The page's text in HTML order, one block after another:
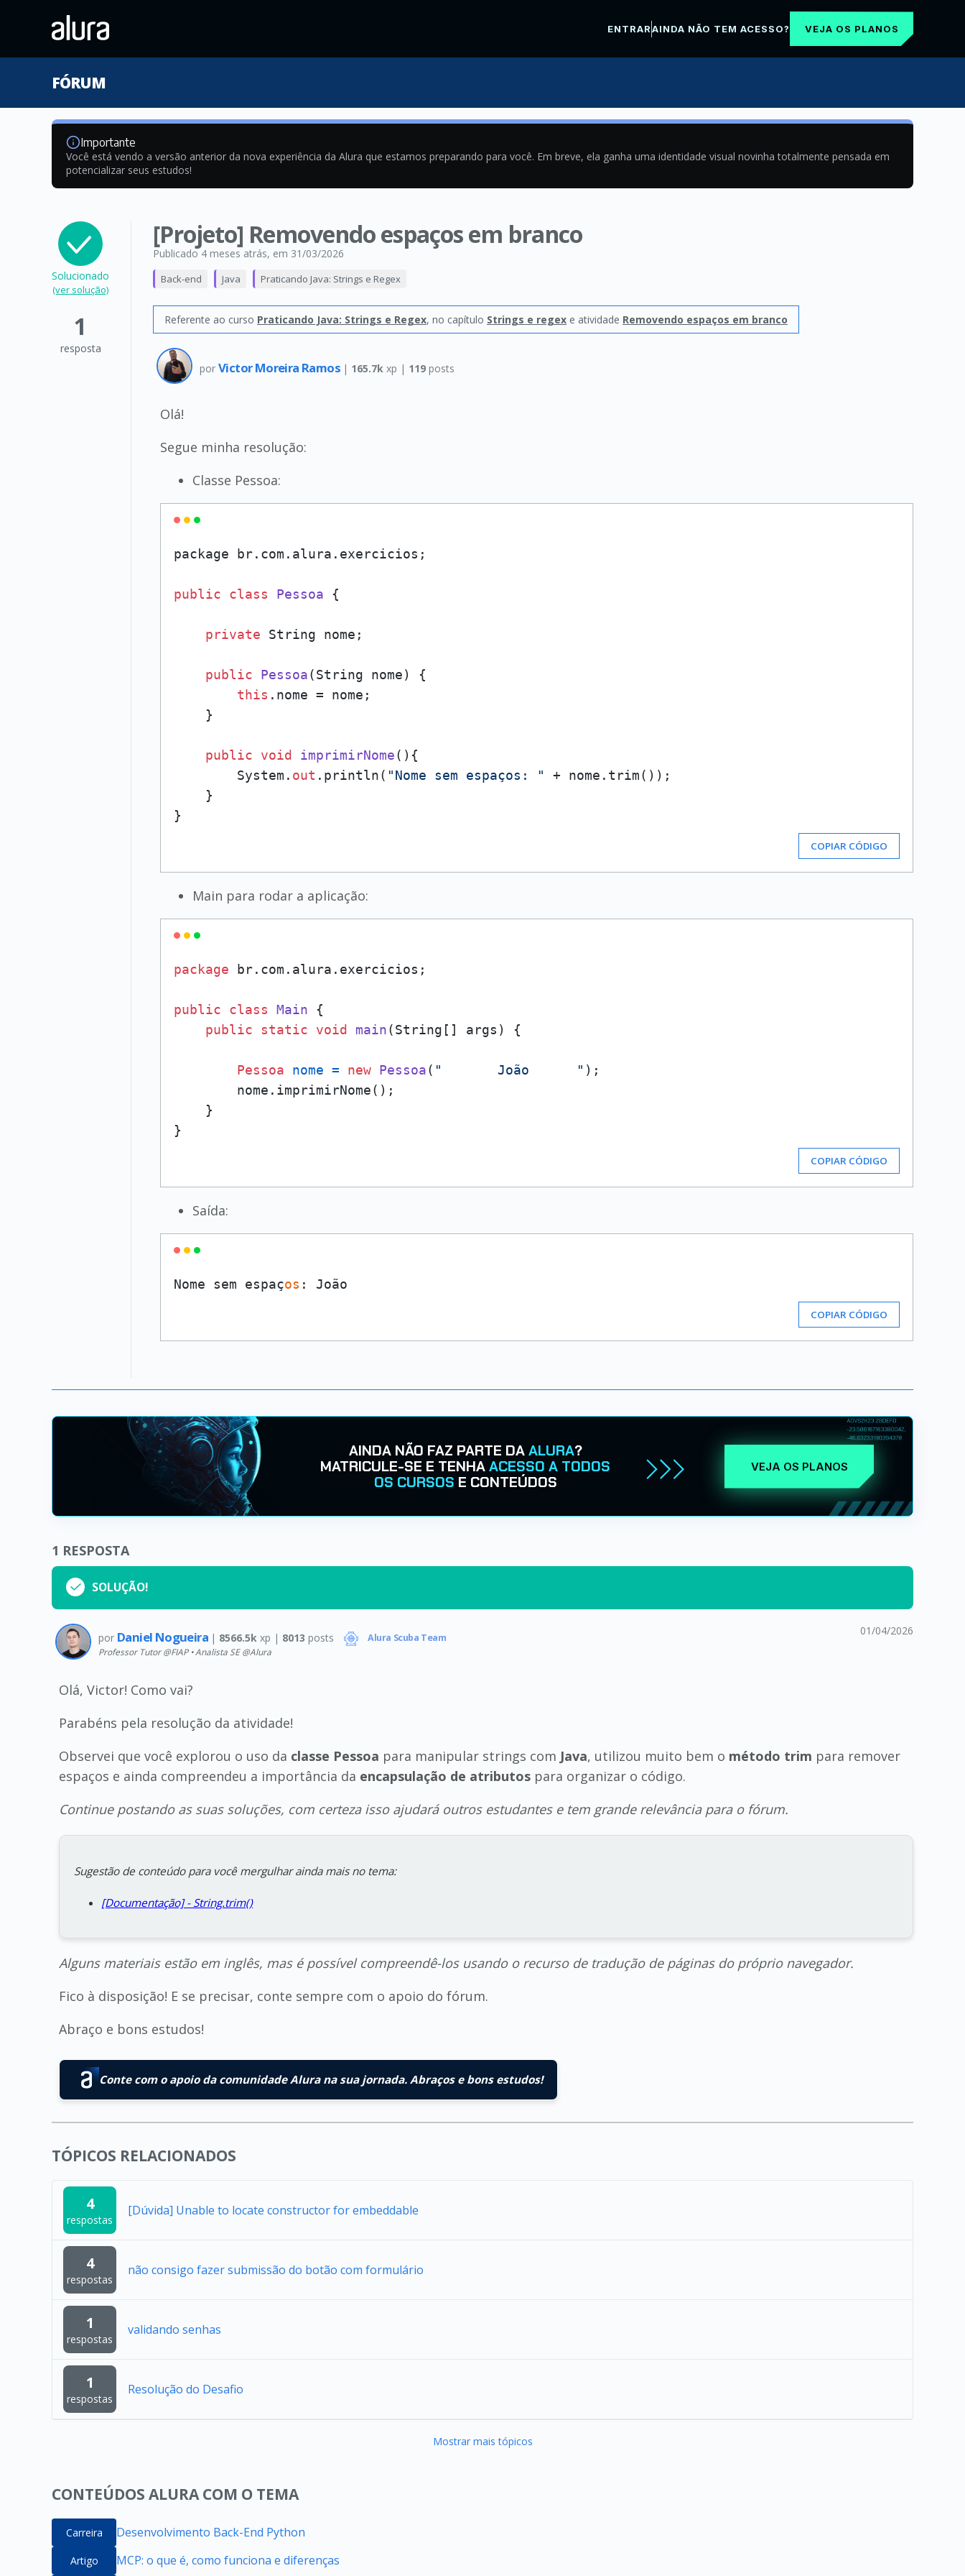
ENTRARAINDA NÃO TEM ACESSO? VEJA OS PLANOS
FÓRUM
Importante
Você está vendo a versão anterior da nova experiência da Alura que estamos preparando para você. Em breve, ela ganha uma identidade visual novinha totalmente pensada em
potencializar seus estudos!
Solucionado
(ver solução)
1
resposta
[Projeto] Removendo espaços em branco
Publicado 4 meses atrás, em 31/03/2026
Back-end Java Praticando Java: Strings e Regex
Referente ao curso Praticando Java: Strings e Regex, no capítulo Strings e regex e atividade Removendo espaços em branco
por Victor Moreira Ramos | 165.7k xp | 119 posts
Olá!
Segue minha resolução:
Classe Pessoa:
package br.com.alura.exercicios;
public class Pessoa {
private String nome;
public Pessoa(String nome)
{
this .nome = nome;
    }
public void imprimirNome() {
        System.
out .println( "Nome sem espaços: "
+ nome.trim());
    }
COPIAR CÓDIGO
Main para rodar a aplicação:
package br.com.alura.exercicios;
public class Main {
public
static void main(String[] args) {
Pessoa nome = new Pessoa( "       João      " );
        nome.imprimirNome();
    }
COPIAR CÓDIGO
Saída:
Nome sem espaços
COPIAR CÓDIGO
AINDA NÃO FAZ PARTE DAALURA?
MATRICULE-SE E TENHAACESSO A TODOS
OS CURSOS E CONTEÚDOS
VEJA OS PLANOS
1 RESPOSTA
SOLUÇÃO!
por Daniel Nogueira | 8566.5k xp | 8013 posts Alura Scuba Team
Professor Tutor @FIAP • Analista SE @Alura
01/04/2026
Olá, Victor! Como vai?
Parabéns pela resolução da atividade!
Observei que você explorou o uso da classe Pessoa para manipular strings com Java, utilizou muito bem o método trim para remover
espaços e ainda compreendeu a importância da encapsulação de atributos para organizar o código.
Continue postando as suas soluções, com certeza isso ajudará outros estudantes e tem grande relevância para o fórum.
Sugestão de conteúdo para você mergulhar ainda mais no tema:
[Documentação] - String.trim()
Alguns materiais estão em inglês, mas é possível compreendê-los usando o recurso de tradução de páginas do próprio navegador.
Fico à disposição! E se precisar, conte sempre com o apoio do fórum.
Abraço e bons estudos!
Conte com o apoio da comunidade Alura na sua jornada. Abraços e bons estudos!
TÓPICOS RELACIONADOS
4
respostas
[Dúvida] Unable to locate constructor for embeddable
4
respostas
não consigo fazer submissão do botão com formulário
1
respostas
validando senhas
1
respostas
Resolução do Desafio
Mostrar mais tópicos
CONTEÚDOS ALURA COM O TEMA
Carreira Desenvolvimento Back-End Python
Artigo MCP: o que é, como funciona e diferenças